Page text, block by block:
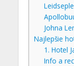
Johna
Najlepšie
1. Hotel
Info a